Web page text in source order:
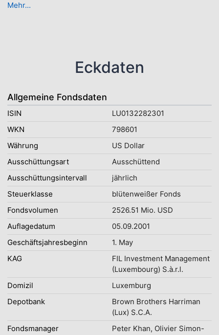
Mehr...
Eckdaten
Allgemeine Fondsdaten
ISIN
LU0132282301
WKN
798601
Währung
US Dollar
Ausschüttungsart
Ausschüttend
Ausschüttungsintervall
jährlich
Steuerklasse
blütenweißer Fonds
Fondsvolumen
2526.51 Mio. USD
Auflagedatum
05.09.2001
Geschäftsjahresbeginn
1. May
KAG
FIL Investment Management
(Luxembourg) S.à.r.l.
Domizil
Luxemburg
Depotbank
Brown Brothers Harriman
(Lux) S.C.A.
Fondsmanager
Peter Khan, Olivier Simon-